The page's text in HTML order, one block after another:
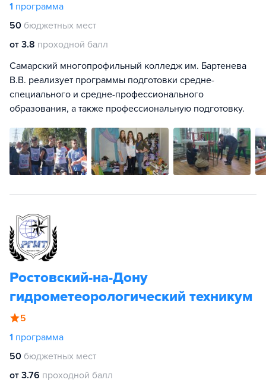
1 программа
50 бюджетных мест
от 3.8 проходной балл
Самарский многопрофильный колледж им. Бартенева
В.В. реализует программы подготовки средне-
специального и средне-профессионального
образования, а также профессиональную подготовку.
Ростовский-на-Дону
гидрометеорологический техникум
5
1 программа
50 бюджетных мест
от 3.76 проходной балл